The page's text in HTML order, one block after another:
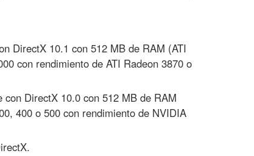
DirectX 10.1 con 512 MB de RAM (ATI
con rendimiento de ATI Radeon 3870 o
DirectX 10.0 con 512 MB de RAM
400 o 500 con rendimiento de NVIDIA